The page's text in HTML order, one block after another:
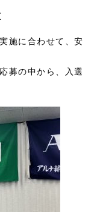
施に合わせて、安
募の中から、入選